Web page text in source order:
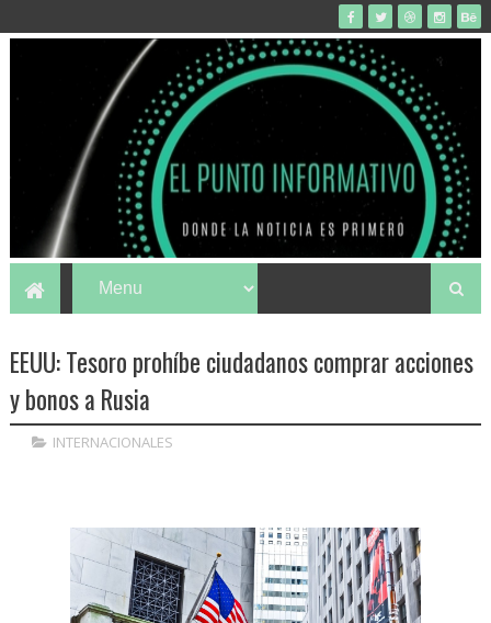
EEUU: Tesoro prohíbe ciudadanos comprar acciones
y bonos a Rusia
INTERNACIONALES